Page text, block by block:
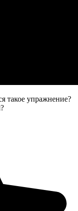
такое упражнение?